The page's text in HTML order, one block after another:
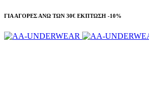
ΓΙΑ ΑΓΟΡΕΣ ΑΝΩ ΤΩΝ 30€ ΕΚΠΤΩΣΗ -10%